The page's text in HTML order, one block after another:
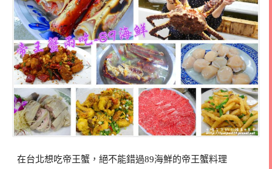
在台北想吃帝王蟹，絕不能錯過89海鮮的帝王蟹料理